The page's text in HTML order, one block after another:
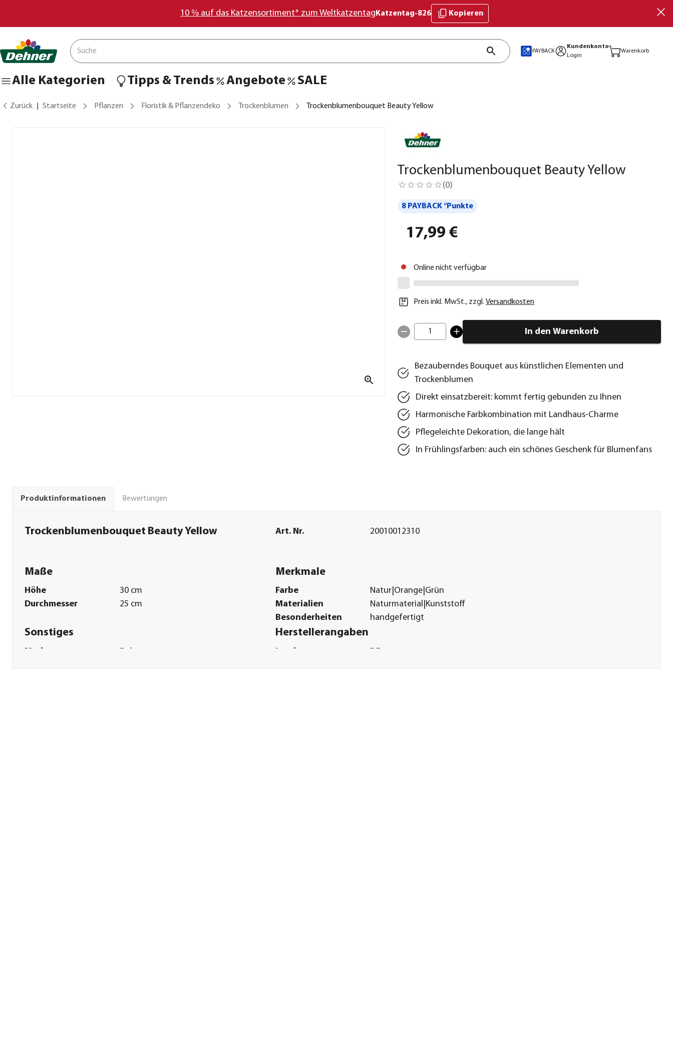
10 % auf das Katzensortiment* zum Weltkatzentag Katzentag-826 Kopieren
PAYBACK
Kundenkonto
Login
Warenkorb
Alle Kategorien Tipps & Trends Angebote SALE
Zurück Startseite Pflanzen Floristik & Pflanzendeko Trockenblumen Trockenblumenbouquet Beauty Yellow
Trockenblumenbouquet Beauty Yellow
(0)
8 PAYBACK °Punkte
17,99 €
Online nicht verfügbar
Preis inkl. MwSt., zzgl. Versandkosten
1 In den Warenkorb
Bezauberndes Bouquet aus künstlichen Elementen und
Trockenblumen
Direkt einsatzbereit: kommt fertig gebunden zu Ihnen
Harmonische Farbkombination mit Landhaus-Charme
Pflegeleichte Dekoration, die lange hält
In Frühlingsfarben: auch ein schönes Geschenk für Blumenfans
Produktinformationen Bewertungen
Trockenblumenbouquet Beauty Yellow Art. Nr. 20010012310
Maße
Höhe
30 cm
Durchmesser
25 cm
Merkmale
Farbe
Natur|Orange|Grün
Materialien
Naturmaterial|Kunststoff
Besonderheiten
handgefertigt
Sonstiges
Marke
Dehner
Herstellerangaben
Land
DE